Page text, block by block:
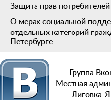
Защита прав потребителей
О мерах социальной
отдельных категорий
Петербурге
Группа
Местная
Лиговка-